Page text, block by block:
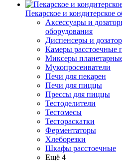
Пекарское и кондитерское
Аксессуары и
оборудования
Диспенсеры и
Камеры расстоечные
Миксеры
Мукопросеиватели
Печи для пекарен
Печи для пиццы
Прессы для пиццы
Тестоделители
Тестомесы
Тестораскатки
Ферментаторы
Хлеборезки
Шкафы расстоечные
Ещё 4